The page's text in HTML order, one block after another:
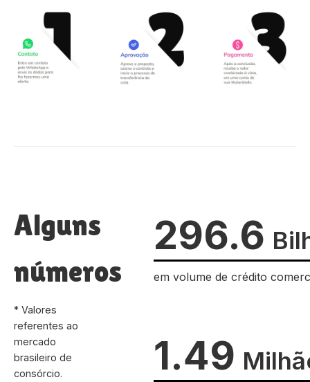
Alguns
números
* Valores
referentes ao
mercado
brasileiro de
consórcio.
296.6
em volume de crédito
1.49